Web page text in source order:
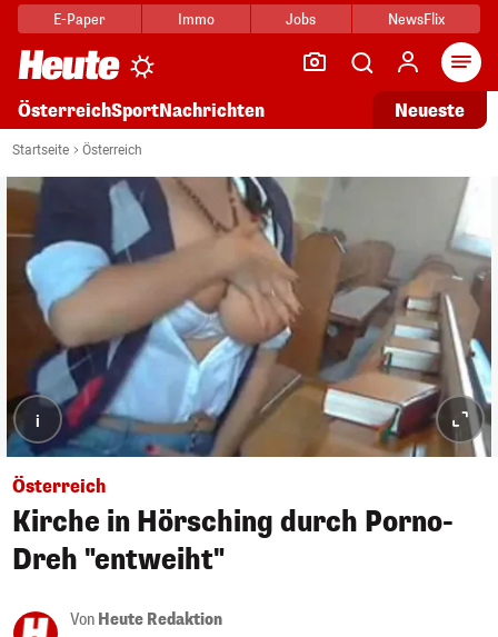
E-Paper Immo Jobs NewsFlix
ÖsterreichSportNachrichten Neueste
Startseite Österreich
i
Österreich
Kirche in Hörsching durch Porno-
Dreh "entweiht"
Von Heute Redaktion